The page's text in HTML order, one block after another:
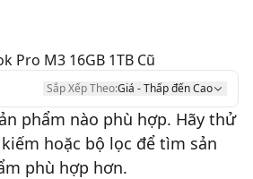
Pro M3 16GB 1TB Cũ
Sắp Xếp Theo:Giá - Thấp đến Cao
phẩm nào phù hợp. Hãy thử
hoặc bộ lọc để tìm sản
phù hợp hơn.